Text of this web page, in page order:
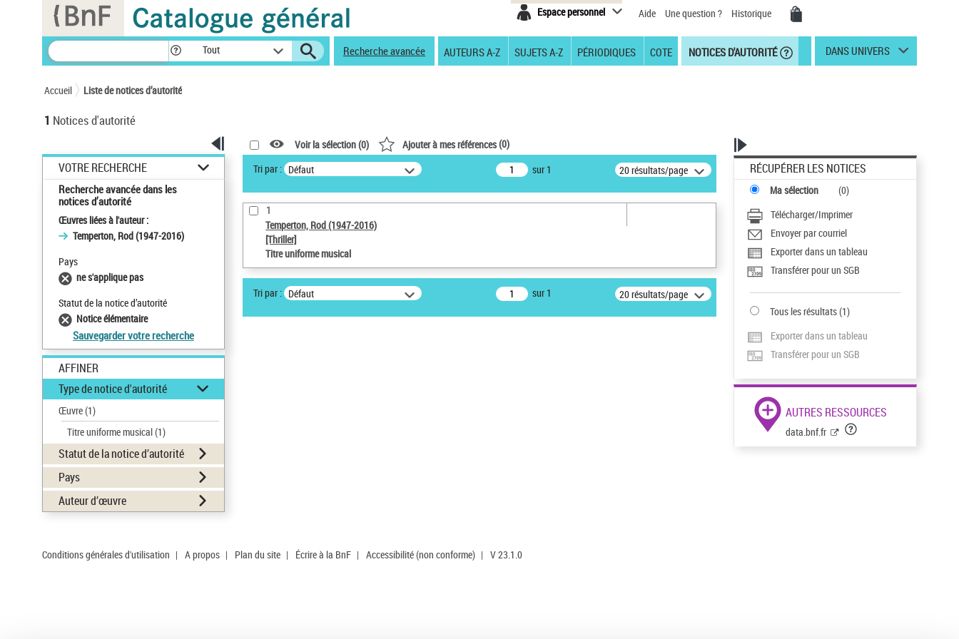
Espace personnel Aide Une question ? Historique
Tout Recherche avancée AUTEURS A-Z SUJETS A-Z PÉRIODIQUES COTE NOTICES D'AUTORITÉ DANS UNIVERS
Accueil Liste de notices d’autorité
1 Notices d'autorité
VOTRE RECHERCHE
Recherche avancée dans les
notices d’autorité
Œuvres liées à l'auteur :
Temperton, Rod (1947-2016)
Pays
ne s'applique pas
Statut de la notice d’autorité
Notice élémentaire
Sauvegarder votre recherche
AFFINER
Type de notice d'autorité
Œuvre(1)
Titre uniforme musical(1)
Statut de la notice d’autorité
Pays
Auteur d’œuvre
Voir la sélection (0) Ajouter à mes références(0)
Tri par : Défaut sur 1 20 résultats/page
1
Temperton, Rod (1947-2016)
[Thriller]
Titre uniforme musical
Tri par : Défaut sur 1 20 résultats/page
RÉCUPÉRER LES NOTICES
Ma sélection (0)
Télécharger/Imprimer
Envoyer par courriel
Exporter dans un tableau
Transférer pour un SGB
Tous les résultats(1)
Exporter dans un tableau
Transférer pour un SGB
AUTRES RESSOURCES
data.bnf.fr
Conditions générales d'utilisation | A propos | Plan du site | Écrire à la BnF | Accessibilité (non conforme) | V 23.1.0
Panneau de gestion des cookies